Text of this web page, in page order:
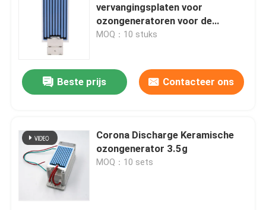
vervangingsplaten voor
ozongeneratoren voor de
drankenverwerkende industrie
MOQ：10 stuks
Beste prijs Contacteer ons
Corona Discharge Keramische
ozongenerator 3.5g
MOQ：10 sets